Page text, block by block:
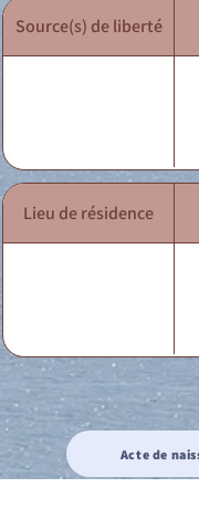
Source(s) de liberté
Lieu de résidence
Acte de